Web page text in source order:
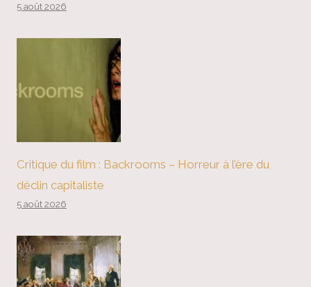
5 août 2026
Critique du film : Backrooms – Horreur à l’ère du
déclin capitaliste
5 août 2026